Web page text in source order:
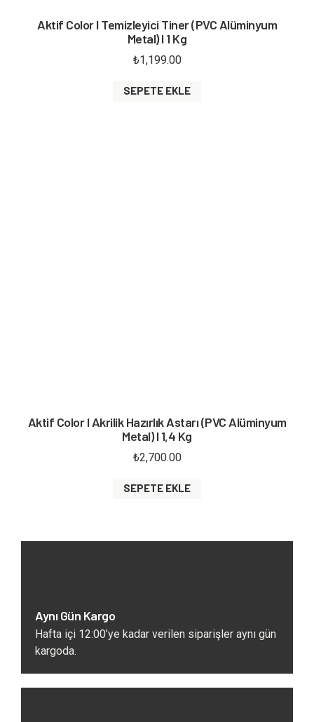
Aktif Color I Temizleyici Tiner (PVC Alüminyum
Metal) I 1 Kg
₺1,199.00
SEPETE EKLE
Aktif Color I Akrilik Hazırlık Astarı (PVC Alüminyum
Metal) I 1,4 Kg
₺2,700.00
SEPETE EKLE
Aynı Gün Kargo
Hafta içi 12:00’ye kadar verilen siparişler aynı gün
kargoda.